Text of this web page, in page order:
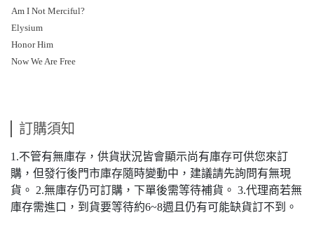
Am I Not Merciful?
Elysium
Honor Him
Now We Are Free
訂購須知
1.不管有無庫存，供貨狀況皆會顯示尚有庫存可供您來訂
購，但發行後門市庫存隨時變動中，建議請先詢問有無現
貨。 2.無庫存仍可訂購，下單後需等待補貨。 3.代理商若無
庫存需進口，到貨要等待約6~8週且仍有可能缺貨訂不到。